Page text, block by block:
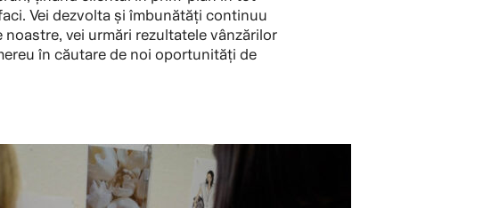
Vei dezvolta și îmbunătăți continuu
noastre, vei urmări rezultatele vânzărilor
în căutare de noi oportunități de